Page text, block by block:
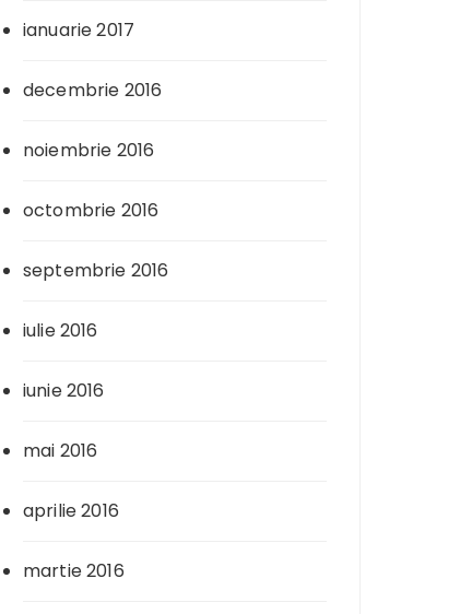
ianuarie 2017
decembrie 2016
noiembrie 2016
octombrie 2016
septembrie 2016
iulie 2016
iunie 2016
mai 2016
aprilie 2016
martie 2016